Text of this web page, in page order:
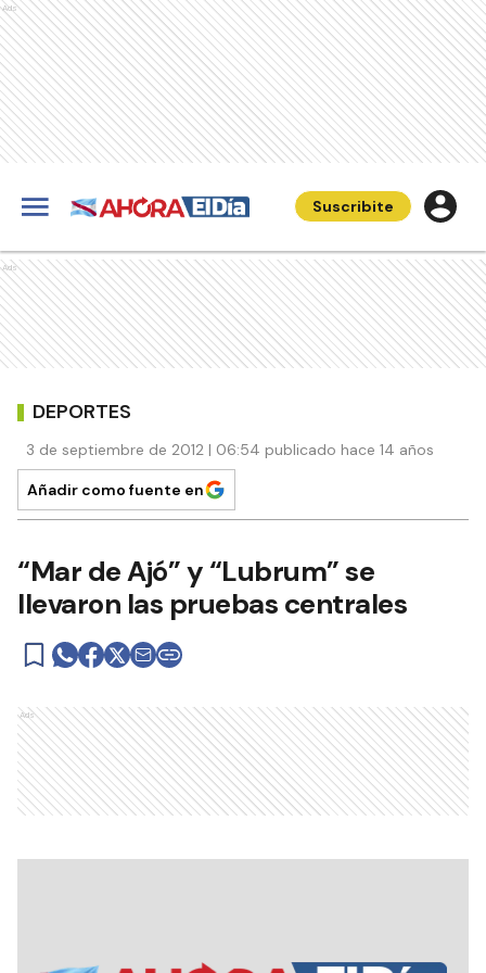
Ads
Suscribite
Ads
DEPORTES
3 de septiembre de 2012 | 06:54 publicado hace 14 años
Añadir como fuente en
“Mar de Ajó” y “Lubrum” se
llevaron las pruebas centrales
Ads